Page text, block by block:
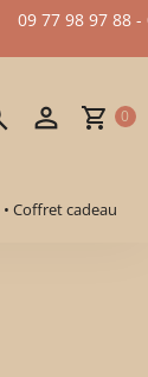
09 77 98 97 88 -
0
Coffret cadeau